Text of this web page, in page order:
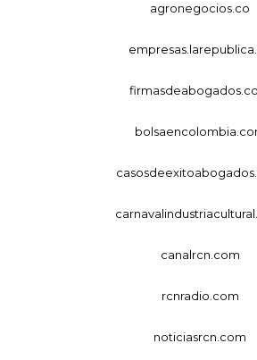
agronegocios.co
canalrcn.com
rcnradio.com
noticiasrcn.com